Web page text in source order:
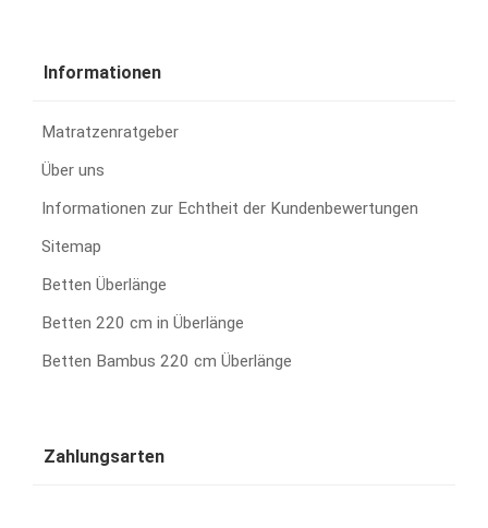
Informationen
Matratzenratgeber
Über uns
Informationen zur Echtheit der Kundenbewertungen
Sitemap
Betten Überlänge
Betten 220 cm in Überlänge
Betten Bambus 220 cm Überlänge
Zahlungsarten